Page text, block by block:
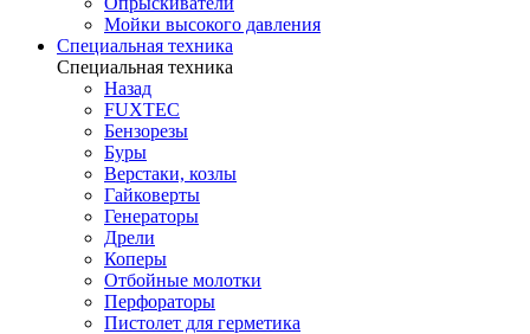
Мойки высокого давления
Специальная техника
Специальная техника
Назад
FUXTEC
Бензорезы
Буры
Верстаки, козлы
Гайковерты
Генераторы
Дрели
Коперы
Отбойные молотки
Перфораторы
Пистолет для герметика